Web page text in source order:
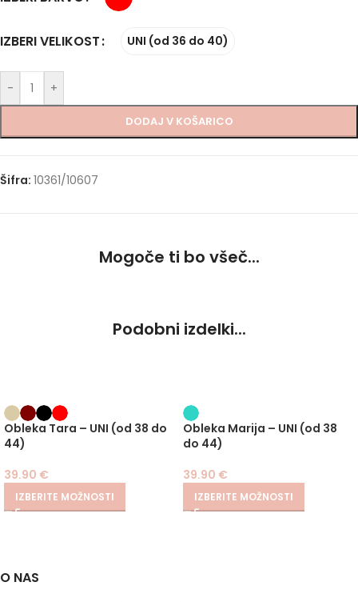
IZBERI VELIKOST UNI (od 36 do 40)
- +
DODAJ V KOŠARICO
Šifra: 10361/10607
Mogoče ti bo všeč...
Podobni izdelki...
Obleka Tara – UNI (od 38 do
44)
39.90 €
IZBERITE MOŽNOSTI
Obleka Marija – UNI (od 38
do 44)
39.90 €
IZBERITE MOŽNOSTI
O NAS